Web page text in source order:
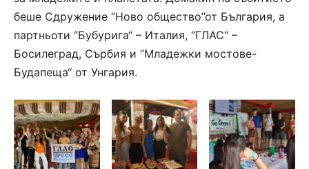
беше Сдружение ‘’Ново общество’’от България, а
партньоти ‘’Бубурига‘‘ – Италия, ‘’ГЛАС‘‘ –
Босилеград, Сърбия и ‘’Младежки мостове-
Будапеща‘‘ от Унгария.